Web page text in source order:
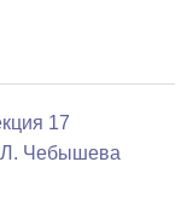
17
Чебышева